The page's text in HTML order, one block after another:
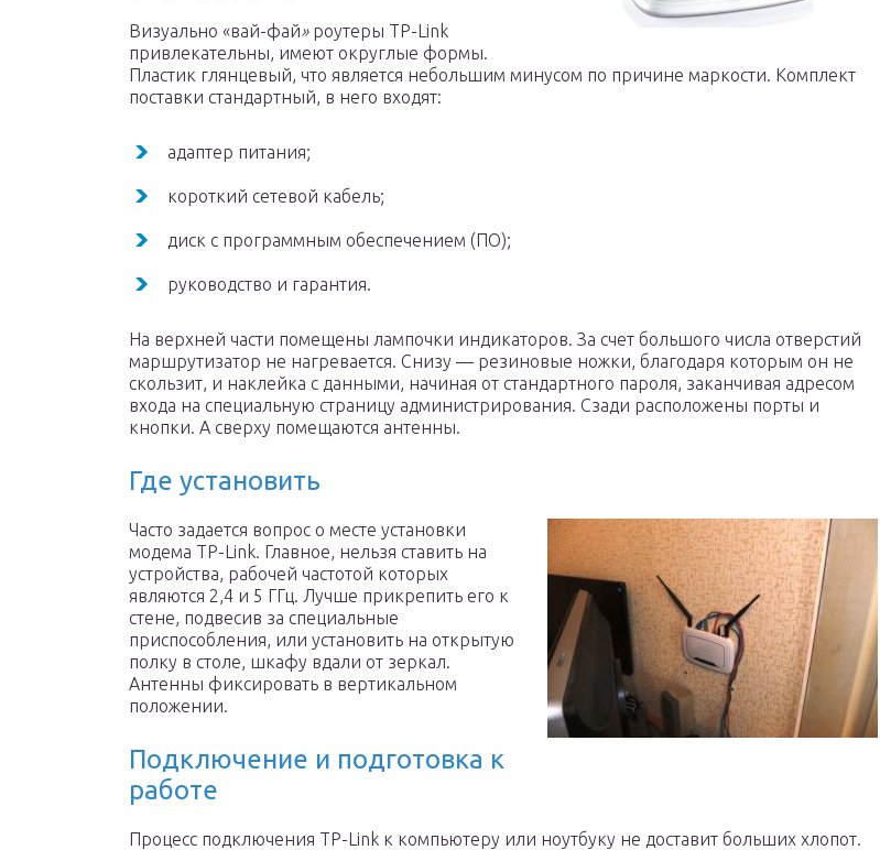
Визуально «вай-фай»роутеры TP-Link
привлекательны, имеют округлые формы.
Пластик глянцевый, что является небольшим минусом по причине маркости. Комплект
поставки стандартный, в него входят:
адаптер питания;
короткий сетевой кабель;
диск с программным обеспечением (ПО);
руководство и гарантия.
На верхней части помещены лампочки индикаторов. За счет большого числа отверстий
маршрутизатор не нагревается. Снизу — резиновые ножки, благодаря которым он не
скользит, и наклейка с данными, начиная от стандартного пароля, заканчивая адресом
входа на специальную страницу администрирования. Сзади расположены порты и
кнопки. А сверху помещаются антенны.
Где установить
Часто задается вопрос о месте установки
модема TP-Link. Главное, нельзя ставить на
устройства, рабочей частотой которых
являются 2,4 и 5 ГГц. Лучше прикрепить его к
стене, подвесив за специальные
приспособления, или установить на открытую
полку в столе, шкафу вдали от зеркал.
Антенны фиксировать в вертикальном
положении.
Подключение и подготовка к
работе
Процесс подключения TP-Link к компьютеру или ноутбуку не доставит больших хлопот.